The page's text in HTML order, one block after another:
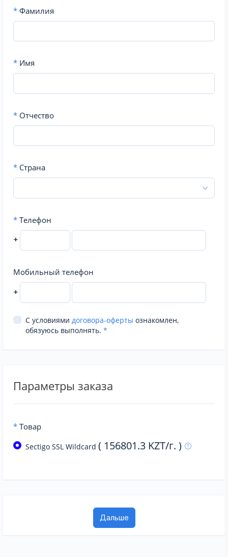
* Фамилия
* Имя
* Отчество
* Страна
* Телефон
+
Мобильный телефон
+
С условиями договора-оферты ознакомлен,
обязуюсь выполнять. *
Параметры заказа
* Товар
Sectigo SSL Wildcard ( 156801.3 KZT/г. )